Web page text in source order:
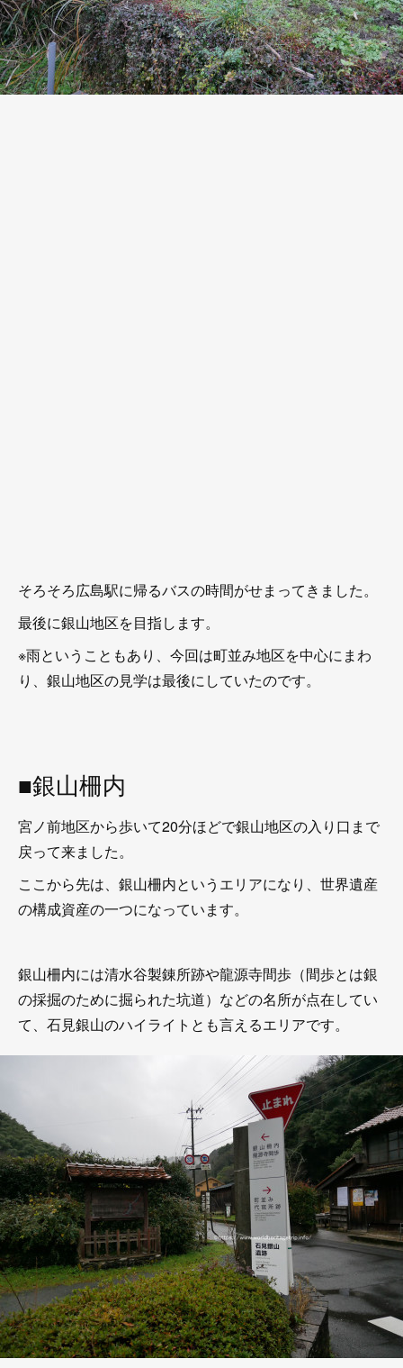
そろそろ広島駅に帰るバスの時間がせまってきました。
最後に銀山地区を目指します。
※雨ということもあり、今回は町並み地区を中心にまわ
り、銀山地区の見学は最後にしていたのです。
■銀山柵内
宮ノ前地区から歩いて20分ほどで銀山地区の入り口まで
戻って来ました。
ここから先は、銀山柵内というエリアになり、世界遺産
の構成資産の一つになっています。
銀山柵内には清水谷製錬所跡や龍源寺間歩（間歩とは銀
の採掘のために掘られた坑道）などの名所が点在してい
て、石見銀山のハイライトとも言えるエリアです。